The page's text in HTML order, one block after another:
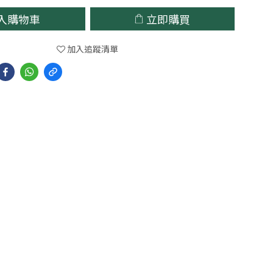
購物車 立即購買
加入追蹤清單